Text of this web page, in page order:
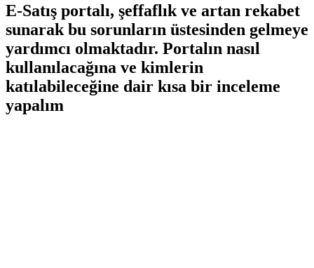
E-Satış ⁤portalı, şeffaflık ‍ve artan rekabet
‌sunarak bu⁢ sorunların üstesinden gelmeye
yardımcı olmaktadır. ⁤Portalın nasıl
kullanılacağına ve⁢ kimlerin
⁤katılabileceğine dair kısa bir inceleme
yapalım